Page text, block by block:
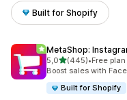
Built for Shopify
MetaShop:
5,0/ 5 tähteä
(445)
445 arvostelua
•Free
Boost sales with
Built for Shopify